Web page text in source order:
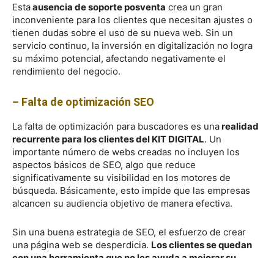
Estaausencia de soporte posventa crea un gran
inconveniente para los clientes que necesitan ajustes o
tienen dudas sobre el uso de su nueva web. Sin un
servicio continuo, la inversión en digitalización no logra
su máximo potencial, afectando negativamente el
rendimiento del negocio.
– Falta de optimización SEO
La falta de optimización para buscadores es unarealidad
recurrente para los clientes del KIT DIGITAL. Un
importante número de webs creadas no incluyen los
aspectos básicos de SEO, algo que reduce
significativamente su visibilidad en los motores de
búsqueda. Básicamente, esto impide que las empresas
alcancen su audiencia objetivo de manera efectiva.
Sin una buena estrategia de SEO, el esfuerzo de crear
una página web se desperdicia. Los clientes se quedan